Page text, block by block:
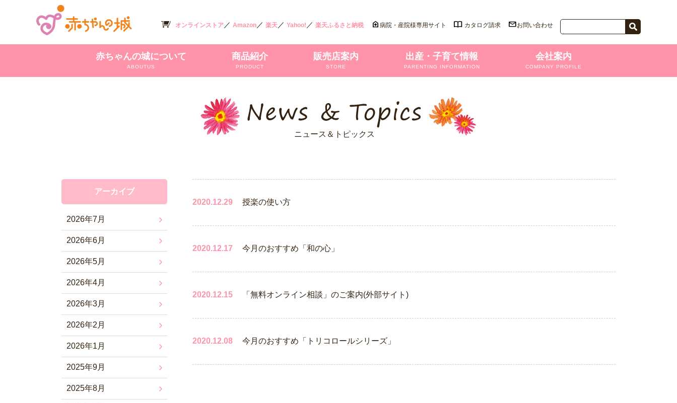
オンラインストア／ Amazon／ 楽天／ Yahoo! ／ 楽天ふるさと納税 病院・産院様専用サイト カタログ請求 お問い合わせ
赤ちゃんの城について
ABOUTUS
商品紹介
PRODUCT
販売店案内
STORE
出産・子育て情報
PARENTING INFORMATION
会社案内
COMPANY PROFILE
ニュース＆トピックス
2020.12.29 授楽の使い方
2020.12.17 今月のおすすめ「和の心」
2020.12.15 「無料オンライン相談」のご案内(外部サイト)
2020.12.08 今月のおすすめ「トリコロールシリーズ」
アーカイブ
2026年7月
2026年6月
2026年5月
2026年4月
2026年3月
2026年2月
2026年1月
2025年9月
2025年8月